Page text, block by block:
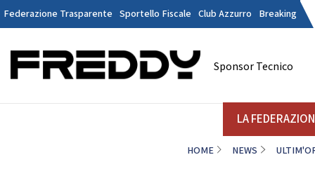
Federazione Trasparente Sportello Fiscale Club Azzurro Breaking
Sponsor Tecnico
LA
HOME NEWS
Contatti Discipline
Tesseramento